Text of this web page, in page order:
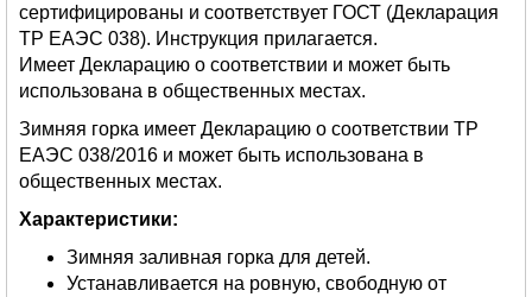
сертифицированы и соответствует ГОСТ (Декларация
ТР ЕАЭС 038). Инструкция прилагается.
Имеет Декларацию о соответствии и может быть
использована в общественных местах.
Зимняя горка имеет Декларацию о соответствии ТР
ЕАЭС 038/2016 и может быть использована в
общественных местах.
Характеристики:
Зимняя заливная горка для детей.
Устанавливается на ровную, свободную от